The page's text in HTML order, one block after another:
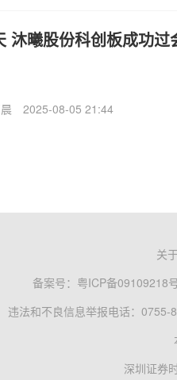
沐曦股份科创板成功过
2025-08-05 21:44
关
备案号： 粤ICP备09109218
违法和不良信息举报电话：0755-
深圳证券